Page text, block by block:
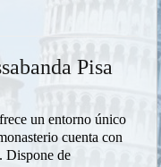
Pisa
un entorno único
cuenta con
Dispone de